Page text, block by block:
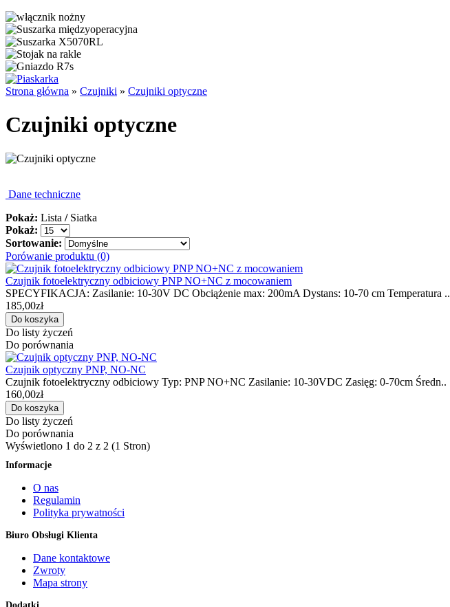
Strona główna » Czujniki » Czujniki optyczne
Czujniki optyczne
Dane techniczne
Pokaż: Lista / Siatka
Pokaż:
Sortowanie:
Porówanie produktu (0)
Czujnik fotoelektryczny odbiciowy PNP NO+NC z mocowaniem
SPECYFIKACJA: Zasilanie: 10-30V DC Obciążenie max: 200mA Dystans: 10-70 cm Temperatura ..
185,00zł
Do listy życzeń
Do porównania
Czujnik optyczny PNP, NO-NC
Czujnik fotoelektryczny odbiciowy Typ: PNP NO+NC Zasilanie: 10-30VDC Zasięg: 0-70cm Średn..
160,00zł
Do listy życzeń
Do porównania
Wyświetlono 1 do 2 z 2 (1 Stron)
Informacje
O nas
Regulamin
Polityka prywatności
Biuro Obsługi Klienta
Dane kontaktowe
Zwroty
Mapa strony